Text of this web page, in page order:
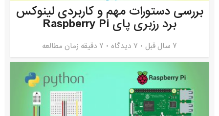
بررسی دستورات مهم و کاربردی لینوکس
برد رزبری پای Raspberry Pi
7 سال قبل ۷ دیدگاه 7 دقیقه زمان مطالعه